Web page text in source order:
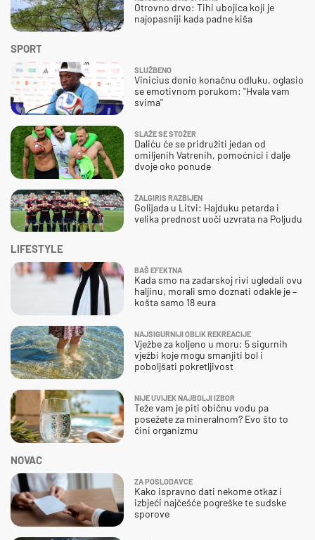
SPORT
SLUŽBENO
Vinicius donio konačnu odluku, oglasio
se emotivnom porukom: "Hvala vam
svima"
SLAŽE SE STOŽER
Daliću će se pridružiti jedan od
omiljenih Vatrenih, pomoćnici i dalje
dvoje oko ponude
ŽALGIRIS RAZBIJEN
Golijada u Litvi: Hajduku petarda i
velika prednost uoči uzvrata na Poljudu
Otrovno drvo: Tihi ubojica koji je
najopasniji kada padne kiša
NOVAC
ZA POSLODAVCE
Kako ispravno dati nekome otkaz i
izbjeći najčešće pogreške te sudske
sporove
LIFESTYLE
BAŠ EFEKTNA
Kada smo na zadarskoj rivi ugledali ovu
haljinu, morali smo doznati odakle je –
košta samo 18 eura
NAJSIGURNIJI OBLIK REKREACIJE
Vježbe za koljeno u moru: 5 sigurnih
vježbi koje mogu smanjiti bol i
poboljšati pokretljivost
NIJE UVIJEK NAJBOLJI IZBOR
Teže vam je piti običnu vodu pa
posežete za mineralnom? Evo što to
čini organizmu